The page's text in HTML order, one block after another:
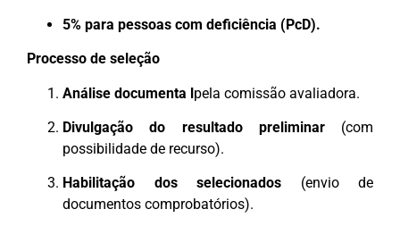
5% para pessoas com deficiência (PcD).
Processo de seleção
Análise documenta lpela comissão avaliadora.
Divulgação do resultado preliminar (com
possibilidade de recurso).
Habilitação dos selecionados (envio de
documentos comprobatórios).